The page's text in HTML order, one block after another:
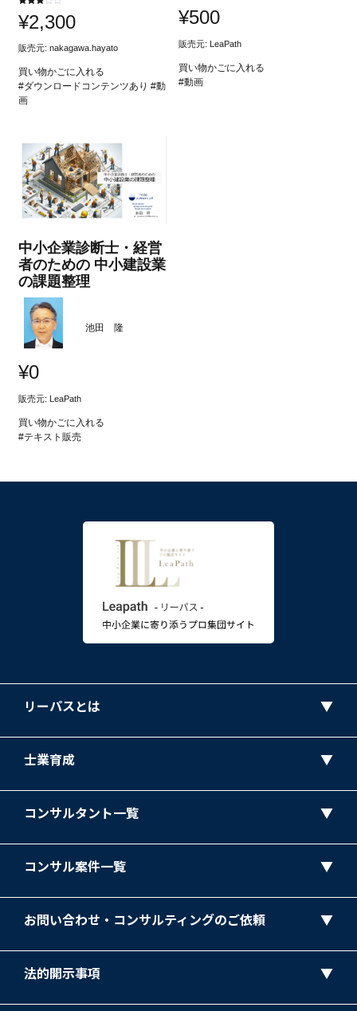
中
3.00
¥2,300
販売元: nakagawa.hayato
買い物かごに入れる
#ダウンロードコンテンツあり #動
画
¥500
販売元: LeaPath
買い物かごに入れる
#動画
中小企業診断士・経営
者のための 中小建設業
の課題整理
池田 隆
¥0
販売元: LeaPath
買い物かごに入れる
#テキスト販売
リーパスとは
士業育成
コンサルタント一覧
コンサル案件一覧
お問い合わせ・コンサルティングのご依頼
法的開示事項